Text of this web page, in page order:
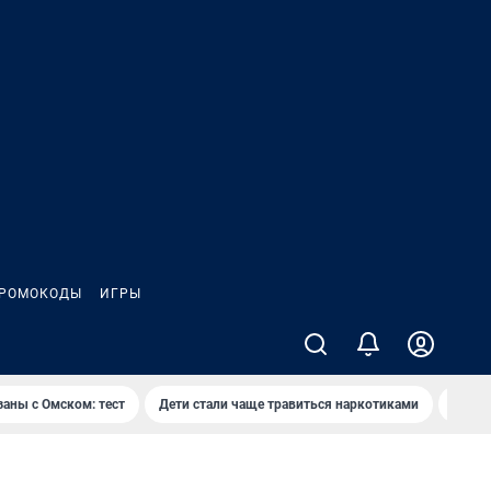
ИГРЫ
с Омском: тест Дети стали чаще травиться наркотиками